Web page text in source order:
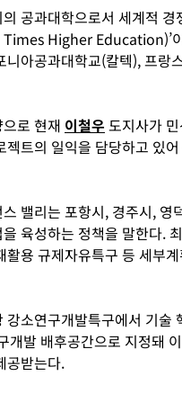
공과대학으로서 세계적
Higher Education)’
니아공과대학교(칼텍), 프
로 현재 이철우 도지사가
젝트의 일익을 담당하고 있
밸리는 포항시, 경주시,
육성하는 정책을 말한다.
활용 규제자유특구 등 세부
강소연구개발특구에서 기술
개발 배후공간으로 지정돼
공받는다.